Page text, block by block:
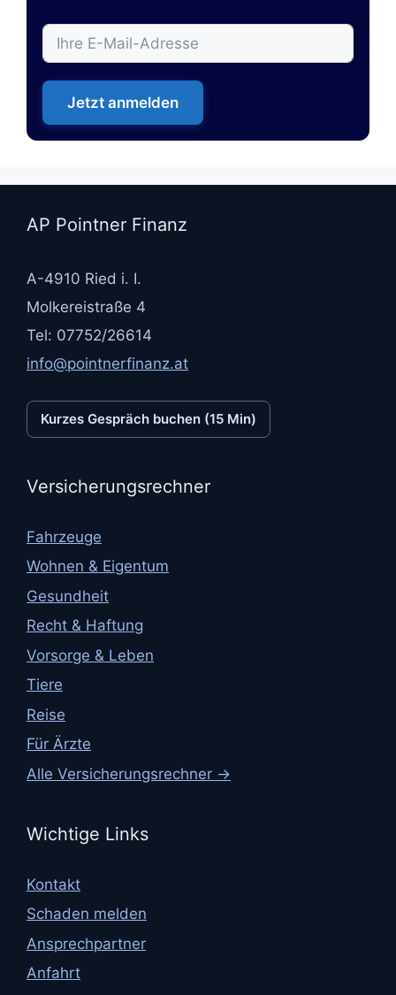
Jetzt anmelden
AP Pointner Finanz
A-4910 Ried i. I.
Molkereistraße 4
Tel: 07752/26614
info@pointnerfinanz.at
Kurzes Gespräch buchen (15 Min)
Versicherungsrechner
Fahrzeuge
Wohnen & Eigentum
Gesundheit
Recht & Haftung
Vorsorge & Leben
Tiere
Reise
Für Ärzte
Alle Versicherungsrechner →
Wichtige Links
Kontakt
Schaden melden
Ansprechpartner
Anfahrt